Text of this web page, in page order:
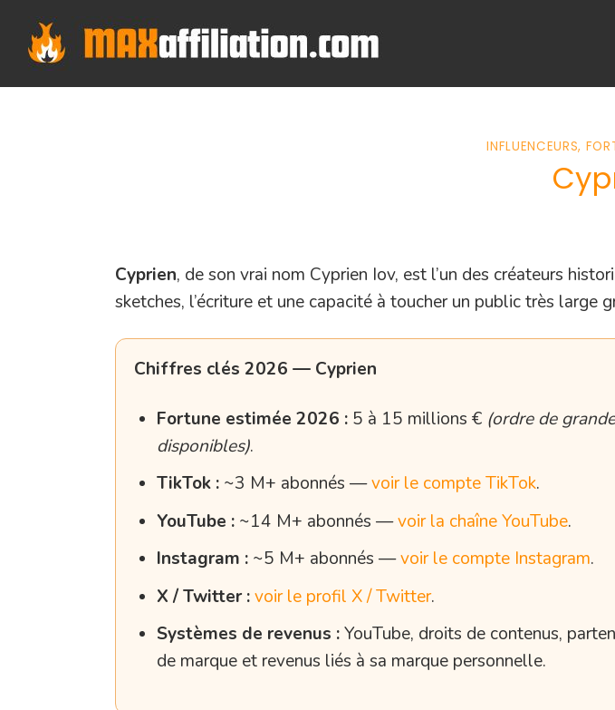
content
INFLUENCEURS,
Cyprien, de son vrai nom Cyprien Iov, est l’un des créateurs
sketches, l’écriture et une capacité à toucher un public très
Chiffres clés 2026 — Cyprien
Fortune estimée 2026 :5 à 15 millions € (ordre de
disponibles).
TikTok :~3 M+ abonnés —voir le compte TikTok.
YouTube :~14 M+ abonnés —voir la chaîne YouTube.
Instagram :~5 M+ abonnés —voir le compte Instagram.
X / Twitter :voir le profil X / Twitter.
Systèmes de revenus :YouTube, droits de contenus,
de marque et revenus liés à sa marque personnelle.